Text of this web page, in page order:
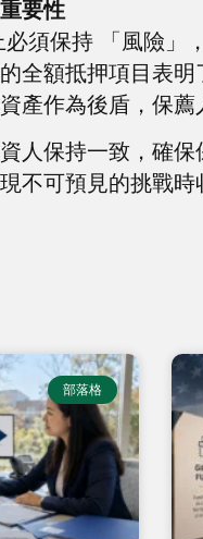
要性
須保持 「風險」
全額抵押項目表
產作為後盾，保
人保持一致，確
不可預見的挑戰時
部落格